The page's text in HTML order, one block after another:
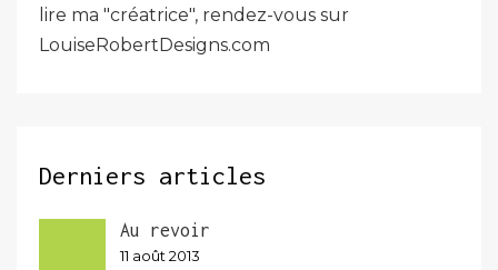
lire ma "créatrice", rendez-vous sur
LouiseRobertDesigns.com
Derniers articles
Au revoir
11 août 2013